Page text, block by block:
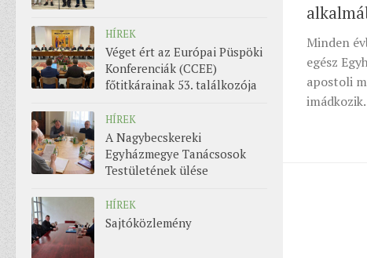
Minden
egész
apostoli
HÍREK
Véget ért az Európai Püspöki
Konferenciák (CCEE)
főtitkárainak 53. találkozója
HÍREK
A Nagybecskereki
Egyházmegye Tanácsosok
Testületének ülése
HÍREK
Sajtóközlemény